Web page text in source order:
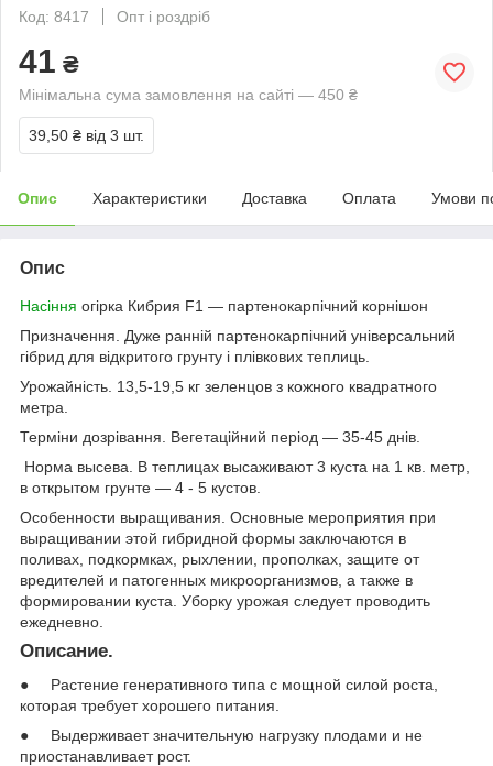
Код: 8417
Опт і роздріб
41 ₴
Мінімальна сума замовлення на сайті — 450 ₴
39,50 ₴ від 3 шт.
Опис Характеристики Доставка Оплата Умови
Опис
Насіння огірка Кибрия F1 — партенокарпічний корнішон
Призначення. Дуже ранній партенокарпічний універсальний
гібрид для відкритого грунту і плівкових теплиць.
Урожайність. 13,5-19,5 кг зеленцов з кожного квадратного
метра.
Терміни дозрівання. Вегетаційний період — 35-45 днів.
Норма высева. В теплицах высаживают 3 куста на 1 кв. метр,
в открытом грунте — 4 - 5 кустов.
Особенности выращивания. Основные мероприятия при
выращивании этой гибридной формы заключаются в
поливах, подкормках, рыхлении, прополках, защите от
вредителей и патогенных микроорганизмов, а также в
формировании куста. Уборку урожая следует проводить
ежедневно.
Описание.
● Растение генеративного типа с мощной силой роста,
которая требует хорошего питания.
● Выдерживает значительную нагрузку плодами и не
приостанавливает рост.